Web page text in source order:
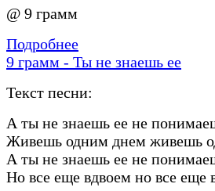
@ 9 грамм
Подробнее
9 грамм - Ты не знаешь ее
Текст песни:
А ты не знаешь ее не
Живешь одним днем живешь
А ты не знаешь ее не
Но все еще вдвоем но все еще